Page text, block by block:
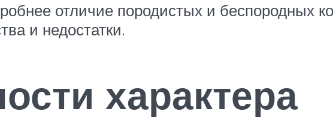
отличие породистых и беспородных
и недостатки.
характера